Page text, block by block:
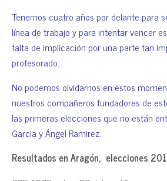
Tenemos cuatro años por delante para
línea de trabajo y para intentar vencer
falta de implicación por una parte tan
profesorado.
No podemos olvidarnos en estos
nuestros compañeros fundadores de
las primeras elecciones que no están
Garcia y Ángel Ramirez.
Resultados en Aragón, elecciones